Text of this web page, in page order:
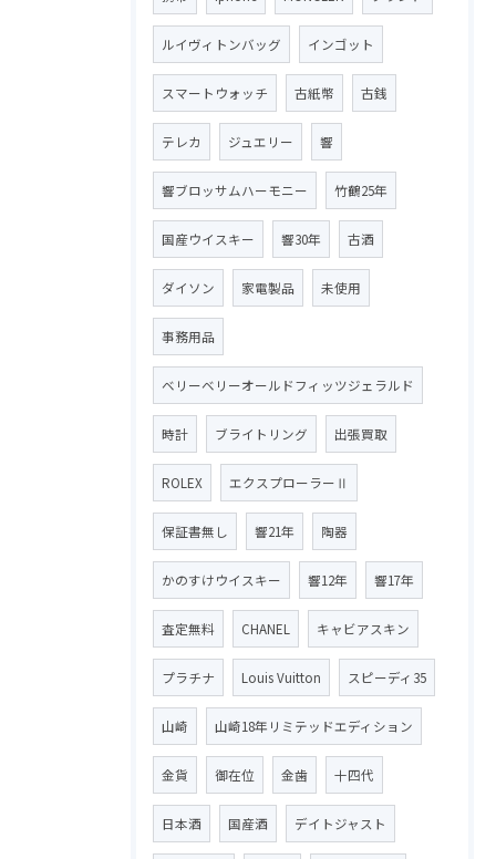
ルイヴィトンバッグ インゴット
スマートウォッチ 古紙幣 古銭
テレカ ジュエリー 響
響ブロッサムハーモニー 竹鶴25年
国産ウイスキー 響30年 古酒
ダイソン 家電製品 未使用
事務用品
ベリーベリーオールドフィッツジェラルド
時計 ブライトリング 出張買取
ROLEX エクスプローラーⅡ
保証書無し 響21年 陶器
かのすけウイスキー 響12年 響17年
査定無料 CHANEL キャビアスキン
プラチナ Louis Vuitton スピーディ35
山崎 山崎18年リミテッドエディション
金貨 御在位 金歯 十四代
日本酒 国産酒 デイトジャスト